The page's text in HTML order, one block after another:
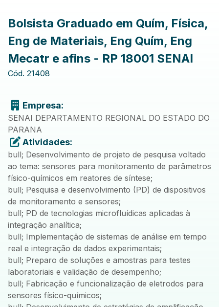
Bolsista Graduado em Quím, Física,
Eng de Materiais, Eng Quím, Eng
Mecatr e afins - RP 18001 SENAI
Cód. 21408
Empresa:
SENAI DEPARTAMENTO REGIONAL DO ESTADO DO
PARANA
Atividades:
bull; Desenvolvimento de projeto de pesquisa voltado
ao tema: sensores para monitoramento de parâmetros
físico-químicos em reatores de síntese;
bull; Pesquisa e desenvolvimento (PD) de dispositivos
de monitoramento e sensores;
bull; PD de tecnologias microfluídicas aplicadas à
integração analítica;
bull; Implementação de sistemas de análise em tempo
real e integração de dados experimentais;
bull; Preparo de soluções e amostras para testes
laboratoriais e validação de desempenho;
bull; Fabricação e funcionalização de eletrodos para
sensores físico-químicos;